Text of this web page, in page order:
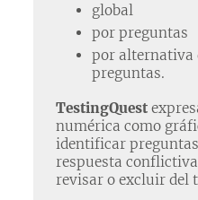
global
por preguntas
por alternativa
preguntas.
TestingQuest
numérica como
identificar
respuesta
revisar o excluir del